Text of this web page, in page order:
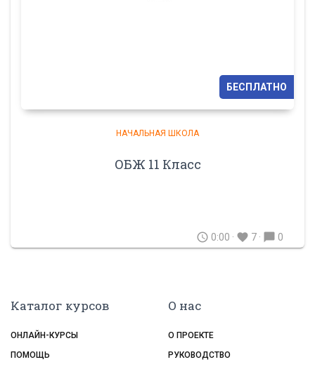
БЕСПЛАТНО
НАЧАЛЬНАЯ ШКОЛА
ОБЖ 11 Класс
schedule 0:00 · favorite 7 · chat_bubble 0
Каталог курсов
ОНЛАЙН-КУРСЫ
ПОМОЩЬ
О нас
О ПРОЕКТЕ
РУКОВОДСТВО